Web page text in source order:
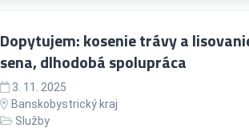
Dopytujem: kosenie trávy a
sena, dlhodobá spolupráca
3. 11. 2025
Banskobystrický kraj
Služby